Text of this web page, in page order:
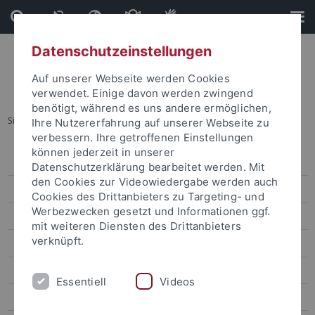
Direkt
zum
Inhalt
Direkt
zur
Fußleiste
Sie sind hier: Startseite ... G05 Antimikrobielle Mikroben
Aktuelles
Forschungsprofil
Projekte
Diagnose – Praxis (E)
Datenschutzeinstellungen
Auf unserer Webseite werden Cookies
verwendet. Einige davon werden zwingend
benötigt, während es uns andere ermöglichen,
Ihre Nutzererfahrung auf unserer Webseite zu
verbessern. Ihre getroffenen Einstellungen
können jederzeit in unserer
Datenschutzerklärung bearbeitet werden. Mit
den Cookies zur Videowiedergabe werden auch
Cookies des Drittanbieters zu Targeting- und
Werbezwecken gesetzt und Informationen ggf.
mit weiteren Diensten des Drittanbieters
verknüpft.
Essentiell Videos